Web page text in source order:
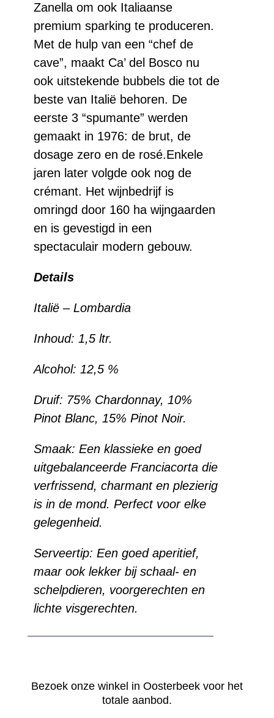
Zanella om ook Italiaanse
premium sparking te produceren.
Met de hulp van een “chef de
cave”, maakt Ca’ del Bosco nu
ook uitstekende bubbels die tot de
beste van Italië behoren. De
eerste 3 “spumante” werden
gemaakt in 1976: de brut, de
dosage zero en de rosé.Enkele
jaren later volgde ook nog de
crémant. Het wijnbedrijf is
omringd door 160 ha wijngaarden
en is gevestigd in een
spectaculair modern gebouw.
Details
Italië – Lombardia
Inhoud: 1,5 ltr.
Alcohol: 12,5 %
Druif: 75% Chardonnay, 10%
Pinot Blanc, 15% Pinot Noir.
Smaak: Een klassieke en goed
uitgebalanceerde Franciacorta die
verfrissend, charmant en plezierig
is in de mond. Perfect voor elke
gelegenheid.
Serveertip: Een goed aperitief,
maar ook lekker bij schaal- en
schelpdieren, voorgerechten en
lichte visgerechten.
Bezoek onze winkel in Oosterbeek voor het
totale aanbod.